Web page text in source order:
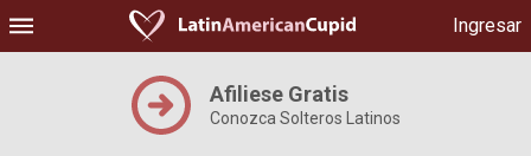
Ingresar
Afiliese Gratis
Conozca Solteros Latinos